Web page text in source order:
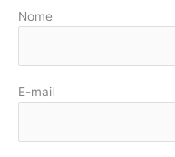
Nome
E-mail